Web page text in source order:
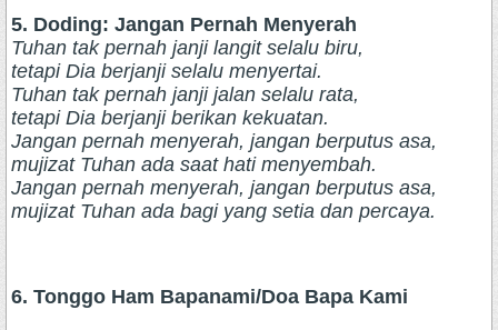
5. Doding: Jangan Pernah Menyerah
Tuhan tak pernah janji langit selalu biru,
tetapi Dia berjanji selalu menyertai.
Tuhan tak pernah janji jalan selalu rata,
tetapi Dia berjanji berikan kekuatan.
Jangan pernah menyerah, jangan berputus asa,
mujizat Tuhan ada saat hati menyembah.
Jangan pernah menyerah, jangan berputus asa,
mujizat Tuhan ada bagi yang setia dan percaya.
6. Tonggo Ham Bapanami/Doa Bapa Kami